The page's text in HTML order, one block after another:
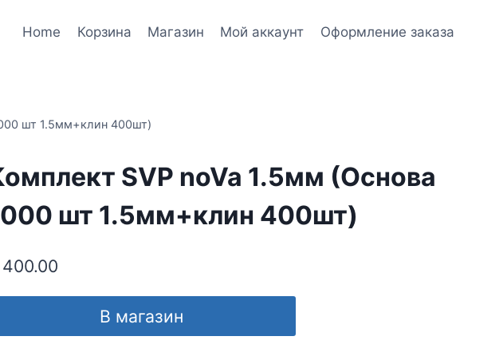
Home Корзина Магазин Мой аккаунт Оформление заказа
шт 1.5мм+клин 400шт)
SVP noVa 1.5мм (Основа
шт 1.5мм+клин 400шт)
В магазин